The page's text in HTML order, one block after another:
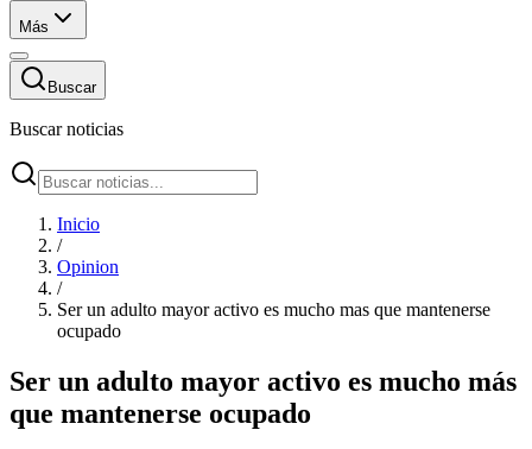
Más
Buscar
Buscar noticias
Inicio
/
Opinion
/
Ser un adulto mayor activo es mucho mas que mantenerse
ocupado
Ser un adulto mayor activo es mucho más
que mantenerse ocupado